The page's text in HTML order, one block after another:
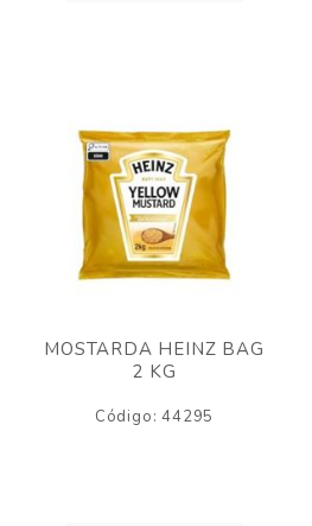
MOSTARDA HEINZ BAG
2 KG
Código: 44295